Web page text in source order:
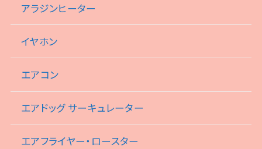
アラジンヒーター
イヤホン
エアコン
エアドッグ サーキュレーター
エアフライヤー・ロースター